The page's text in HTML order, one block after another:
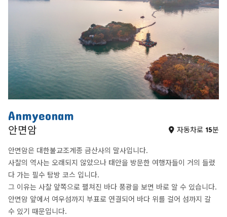
Anmyeonam
안면암 자동차로 15분
안면암은 대한불교조계종 금산사의 말사입니다.
사찰의 역사는 오래되지 않았으나 태안을 방문한 여행자들이 거의 들렀
다 가는 필수 탐방 코스 입니다.
그 이유는 사찰 앞쪽으로 펼쳐진 바다 풍광을 보면 바로 알 수 있습니다.
안면암 앞에서 여우섬까지 부표로 연결되어 바다 위를 걸어 섬까지 갈
수 있기 때문입니다.